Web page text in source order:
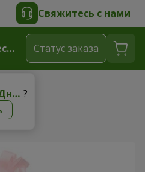
Свяжитесь с нами
Белгород-Днестровский
Белгород-Днестровский ?
Cтатус заказа